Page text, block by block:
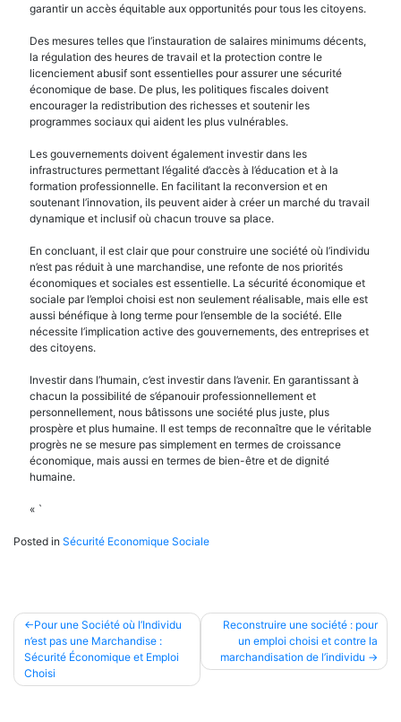
garantir un accès équitable aux opportunités pour tous les citoyens.
Des mesures telles que l’instauration de salaires minimums décents,
la régulation des heures de travail et la protection contre le
licenciement abusif sont essentielles pour assurer une sécurité
économique de base. De plus, les politiques fiscales doivent
encourager la redistribution des richesses et soutenir les
programmes sociaux qui aident les plus vulnérables.
Les gouvernements doivent également investir dans les
infrastructures permettant l’égalité d’accès à l’éducation et à la
formation professionnelle. En facilitant la reconversion et en
soutenant l’innovation, ils peuvent aider à créer un marché du travail
dynamique et inclusif où chacun trouve sa place.
En concluant, il est clair que pour construire une société où l’individu
n’est pas réduit à une marchandise, une refonte de nos priorités
économiques et sociales est essentielle. La sécurité économique et
sociale par l’emploi choisi est non seulement réalisable, mais elle est
aussi bénéfique à long terme pour l’ensemble de la société. Elle
nécessite l’implication active des gouvernements, des entreprises et
des citoyens.
Investir dans l’humain, c’est investir dans l’avenir. En garantissant à
chacun la possibilité de s’épanouir professionnellement et
personnellement, nous bâtissons une société plus juste, plus
prospère et plus humaine. Il est temps de reconnaître que le véritable
progrès ne se mesure pas simplement en termes de croissance
économique, mais aussi en termes de bien-être et de dignité
humaine.
« `
Posted in Sécurité Economique Sociale
Navigation
de
l’article
Pour une Société où l’Individu
n’est pas une Marchandise :
Sécurité Économique et Emploi
Choisi
Reconstruire une société : pour
un emploi choisi et contre la
marchandisation de l’individu